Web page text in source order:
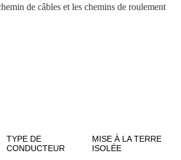
de câbles et les chemins de roulement
TYPE DE
CONDUCTEUR
MISE À LA TERRE
ISOLÉE